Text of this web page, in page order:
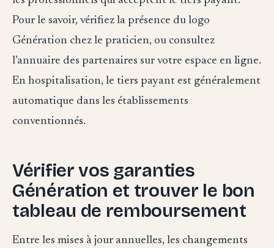
Pour le savoir, vérifiez la présence du logo
Génération chez le praticien, ou consultez
l’annuaire des partenaires sur votre espace en ligne.
En hospitalisation, le tiers payant est généralement
automatique dans les établissements
conventionnés.
Vérifier vos garanties
Génération et trouver le bon
tableau de remboursement
Entre les mises à jour annuelles, les changements